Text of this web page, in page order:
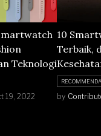
Teknologi
19, 2022
10
Terbaik,
by